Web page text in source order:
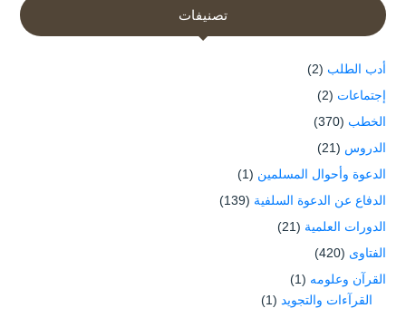
تصنيفات
أدب الطلب (2)
إجتماعات (2)
الخطب (370)
الدروس (21)
الدعوة وأحوال المسلمين (1)
الدفاع عن الدعوة السلفية (139)
الدورات العلمية (21)
الفتاوى (420)
القرآن وعلومه (1)
القرآءات والتجويد (1)